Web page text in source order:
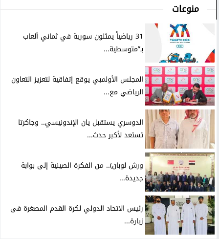
منوعات
31 رياضياً يمثلون سورية في ثماني ألعاب
بـ”متوسطية...
المجلس الأولمبي يوقع إتفاقية لتعزيز التعاون
الرياضي مع...
الدوسري يستقبل يان الإندونيسي.. وجاكرتا
تستعد لأكبر حدث...
ورش لوبان).. من الفكرة الصينية إلى بوابة
جديدة...
رئيس الاتحاد الدولي لكرة القدم المصغرة فى
زيارة...